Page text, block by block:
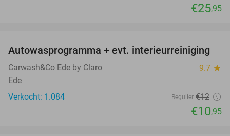
€25,95
9%
Autowasprogramma + evt. interieurreiniging
Carwash&Co Ede by Claro 9.7 star
Ede
Verkocht: 1.084
Regulier €12
€10,95